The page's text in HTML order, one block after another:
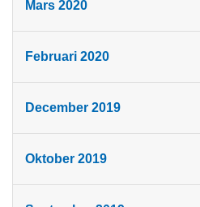
Mars 2020
Februari 2020
December 2019
Oktober 2019